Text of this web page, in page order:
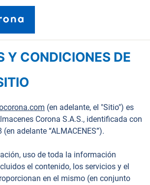
Y CONDICIONES DE
(en adelante, el "Sitio") es
Corona S.A.S., identificada con
adelante “ALMACENES”).
uso de toda la información
el contenido, los servicios y el
en el mismo (en conjunto